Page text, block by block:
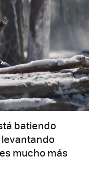
batiendo
mucho más